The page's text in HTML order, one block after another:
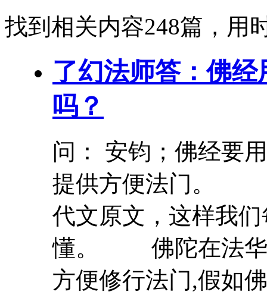
找到相关内容248篇，用
了幻法师答：佛经
吗？
问： 安钧；佛经要用
提供方便法门。
代文原文，这样我
懂。 佛陀在法华
方便修行法门,假如